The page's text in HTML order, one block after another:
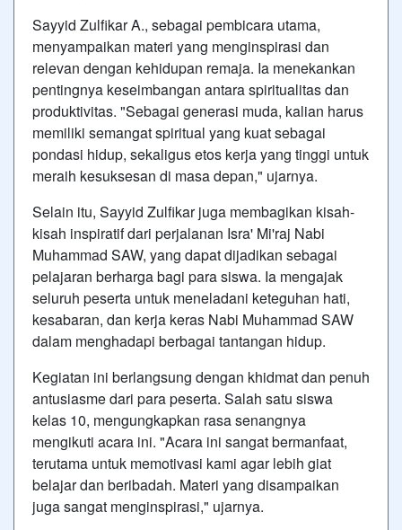
Sayyid Zulfikar A., sebagai pembicara utama,
menyampaikan materi yang menginspirasi dan
relevan dengan kehidupan remaja. Ia menekankan
pentingnya keseimbangan antara spiritualitas dan
produktivitas. "Sebagai generasi muda, kalian harus
memiliki semangat spiritual yang kuat sebagai
pondasi hidup, sekaligus etos kerja yang tinggi untuk
meraih kesuksesan di masa depan," ujarnya.
Selain itu, Sayyid Zulfikar juga membagikan kisah-
kisah inspiratif dari perjalanan Isra' Mi'raj Nabi
Muhammad SAW, yang dapat dijadikan sebagai
pelajaran berharga bagi para siswa. Ia mengajak
seluruh peserta untuk meneladani keteguhan hati,
kesabaran, dan kerja keras Nabi Muhammad SAW
dalam menghadapi berbagai tantangan hidup.
Kegiatan ini berlangsung dengan khidmat dan penuh
antusiasme dari para peserta. Salah satu siswa
kelas 10, mengungkapkan rasa senangnya
mengikuti acara ini. "Acara ini sangat bermanfaat,
terutama untuk memotivasi kami agar lebih giat
belajar dan beribadah. Materi yang disampaikan
juga sangat menginspirasi," ujarnya.